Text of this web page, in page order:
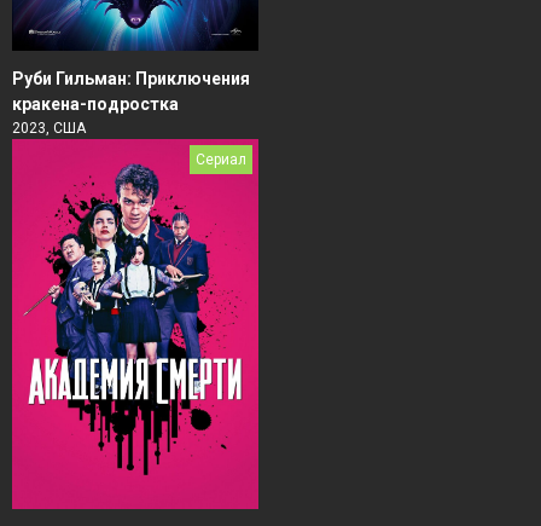
Руби Гильман: Приключения
кракена-подростка
2023, США
Сериал